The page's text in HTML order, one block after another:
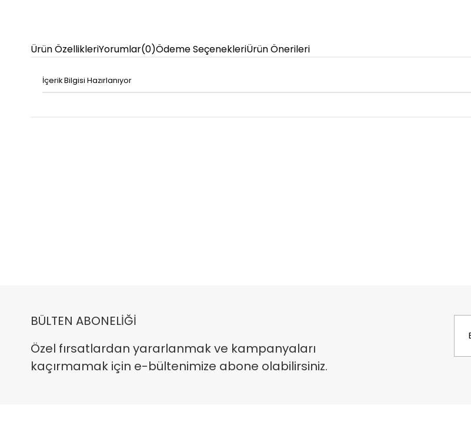
Ürün ÖzellikleriYorumlar(0)Ödeme SeçenekleriÜrün Önerileri
İçerik Bilgisi Hazırlanıyor
BÜLTEN ABONELİĞİ
Özel fırsatlardan yararlanmak ve kampanyaları
kaçırmamak için e-bültenimize abone olabilirsiniz.